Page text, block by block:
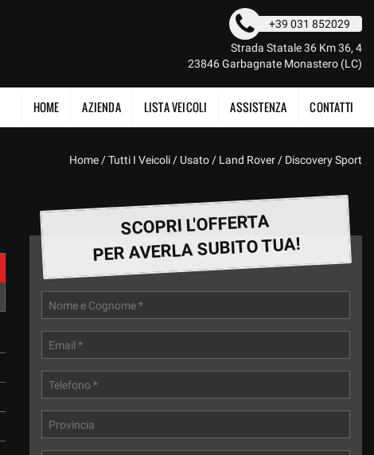
+39 031 852029
Strada Statale 36 Km 36, 4
23846 Garbagnate Monastero (LC)
HOME AZIENDA LISTA VEICOLI ASSISTENZA CONTATTI
Home /Tutti I Veicoli / Usato / Land Rover / Discovery Sport
SCOPRI L'OFFERTA
PER AVERLA SUBITO TUA!